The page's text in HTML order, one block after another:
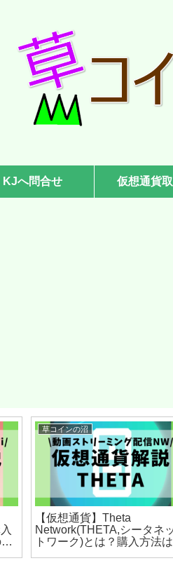
KJへ問合せ 仮想通貨
草コインの沼
【仮想通貨】Theta
Network(THETA,シータネ
トワーク)とは？購入方法